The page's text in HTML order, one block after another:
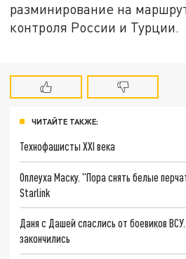
разминирование на
контроля России и Турции.
ЧИТАЙТЕ ТАКЖЕ:
Технофашисты XXI века
Оплеуха Маску. "Пора снять белые
Starlink
Даня с Дашей спаслись от боевиков
закончились